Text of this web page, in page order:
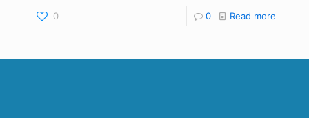
0 0 Read more